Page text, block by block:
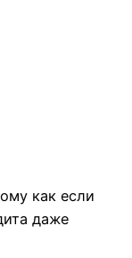
как если
даже